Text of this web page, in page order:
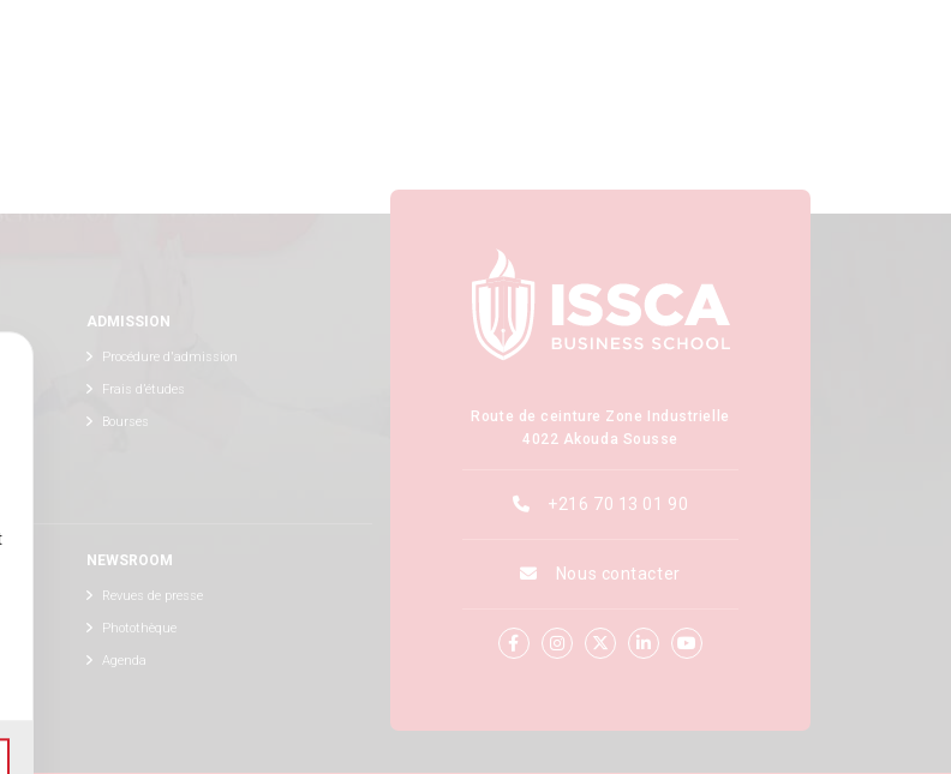
ADMISSION
Procédure d'admission
Frais d’études
Bourses
NEWSROOM
Revues de presse
Photothèque
Agenda
Route de ceinture Zone Industrielle
4022 Akouda Sousse
+216 70 13 01 90
Nous contacter